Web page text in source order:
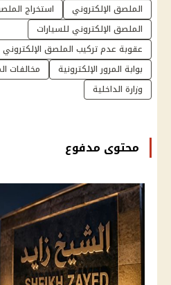
الملصق الإلكتروني
استخراج
الملصق الإلكتروني للسيارات
عقوبة عدم تركيب الملصق الإلكتروني
بوابة المرور الإلكترونية
مخالفات
وزارة الداخلية
محتوى مدفوع